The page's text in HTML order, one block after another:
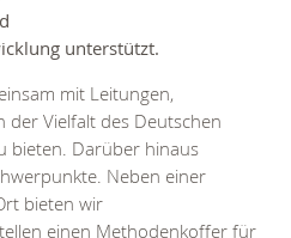
unterstützt.
mit Leitungen,
der Vielfalt des Deutschen
bieten. Darüber hinaus
Neben einer
bieten wir
einen Methodenkoffer für